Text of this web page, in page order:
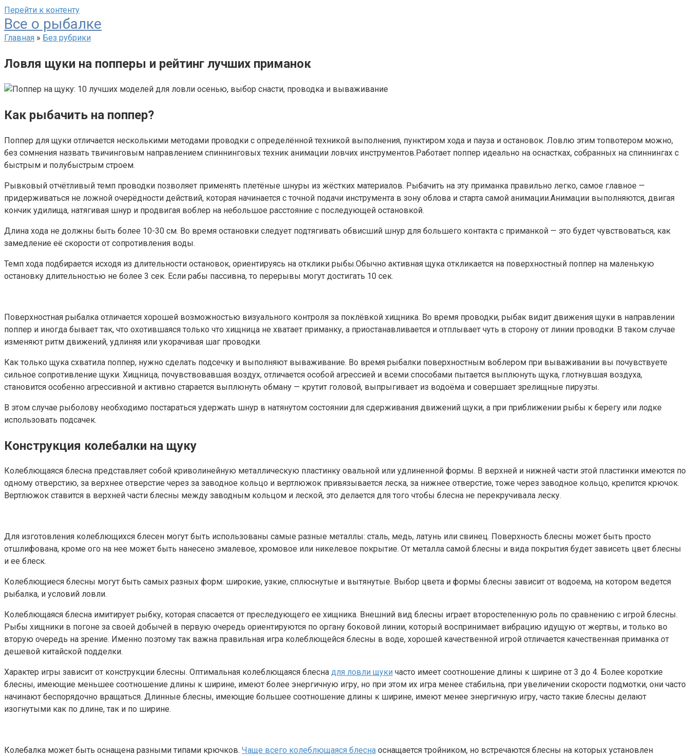
Перейти к контенту
Все о рыбалке
Главная » Без рубрики
Ловля щуки на попперы и рейтинг лучших приманок
Как рыбачить на поппер?
Поппер для щуки отличается несколькими методами проводки с определённой техникой выполнения, пунктиром хода и пауза и остановок. Ловлю этим топвотером можно,
без сомнения назвать твичинговым направлением спиннинговых техник анимации ловчих инструментов.Работает поппер идеально на оснастках, собранных на спиннингах с
быстрым и полубыстрым строем.
Рывковый отчётливый темп проводки позволяет применять плетёные шнуры из жёстких материалов. Рыбачить на эту приманка правильно легко, самое главное —
придерживаться не ложной очерёдности действий, которая начинается с точной подачи инструмента в зону облова и старта самой анимации.Анимации выполняются, двигая
кончик удилища, натягивая шнур и продвигая воблер на небольшое расстояние с последующей остановкой.
Длина хода не должны быть более 10-30 см. Во время остановки следует подтягивать обвисший шнур для большего контакта с приманкой — это будет чувствоваться, как
замедление её скорости от сопротивления воды.
Темп хода подбирается исходя из длительности остановок, ориентируясь на отклики рыбы.Обычно активная щука откликается на поверхностный поппер на маленькую
остановку длительностью не более 3 сек. Если рабы пассивна, то перерывы могут достигать 10 сек.
Поверхностная рыбалка отличается хорошей возможностью визуального контроля за поклёвкой хищника. Во время проводки, рыбак видит движения щуки в направлении
поппер и иногда бывает так, что охотившаяся только что хищница не хватает приманку, а приостанавливается и отплывает чуть в сторону от линии проводки. В таком случае
изменяют ритм движений, удлиняя или укорачивая шаг проводки.
Как только щука схватила поппер, нужно сделать подсечку и выполняют вываживание. Во время рыбалки поверхностным воблером при вываживании вы почувствуете
сильное сопротивление щуки. Хищница, почувствовавшая воздух, отличается особой агрессией и всеми способами пытается выплюнуть щука, глотнувшая воздуха,
становится особенно агрессивной и активно старается выплюнуть обману — крутит головой, выпрыгивает из водоёма и совершает зрелищные пируэты.
В этом случае рыболову необходимо постараться удержать шнур в натянутом состоянии для сдерживания движений щуки, а при приближении рыбы к берегу или лодке
использовать подсачек.
Конструкция колебалки на щуку
Колеблющаяся блесна представляет собой криволинейную металлическую пластинку овальной или удлиненной формы. В верхней и нижней части этой пластинки имеются по
одному отверстию, за верхнее отверстие через за заводное кольцо и вертлюжок привязывается леска, за нижнее отверстие, тоже через заводное кольцо, крепится крючок.
Вертлюжок ставится в верхней части блесны между заводным кольцом и леской, это делается для того чтобы блесна не перекручивала леску.
Для изготовления колеблющихся блесен могут быть использованы самые разные металлы: сталь, медь, латунь или свинец. Поверхность блесны может быть просто
отшлифована, кроме ого на нее может быть нанесено эмалевое, хромовое или никелевое покрытие. От металла самой блесны и вида покрытия будет зависеть цвет блесны
и ее блеск.
Колеблющиеся блесны могут быть самых разных форм: широкие, узкие, сплюснутые и вытянутые. Выбор цвета и формы блесны зависит от водоема, на котором ведется
рыбалка, и условий ловли.
Колеблющаяся блесна имитирует рыбку, которая спасается от преследующего ее хищника. Внешний вид блесны играет второстепенную роль по сравнению с игрой блесны.
Рыбы хищники в погоне за своей добычей в первую очередь ориентируются по органу боковой линии, который воспринимает вибрацию идущую от жертвы, и только во
вторую очередь на зрение. Именно поэтому так важна правильная игра колеблющейся блесны в воде, хорошей качественной игрой отличается качественная приманка от
дешевой китайской подделки.
Характер игры зависит от конструкции блесны. Оптимальная колеблющаяся блесна для ловли щуки часто имеет соотношение длины к ширине от 3 до 4. Более короткие
блесны, имеющие меньшее соотношение длины к ширине, имеют более энергичную игру, но при этом их игра менее стабильна, при увеличении скорости подмотки, они часто
начинают беспорядочно вращаться. Длинные блесны, имеющие большее соотношение длины к ширине, имеют менее энергичную игру, часто такие блесны делают
изогнутыми как по длине, так и по ширине.
Колебалка может быть оснащена разными типами крючков. Чаще всего колеблющаяся блесна оснащается тройником, но встречаются блесны на которых установлен